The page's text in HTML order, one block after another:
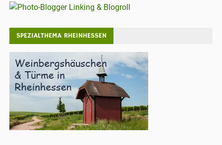
SPEZIALTHEMA RHEINHESSEN